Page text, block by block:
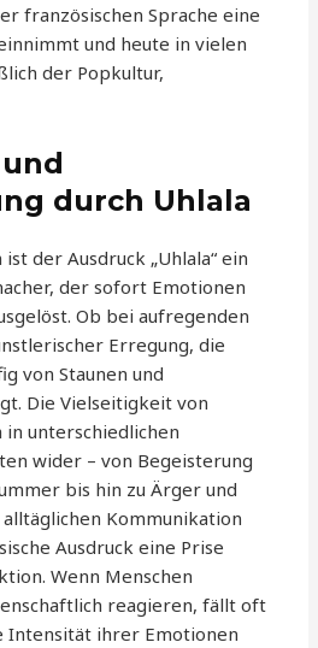
französischen Sprache eine
und heute in vielen
der Popkultur,
durch Uhlala
der Ausdruck „Uhlala“ ein
der sofort Emotionen
Ob bei aufregenden
Erregung, die
von Staunen und
Die Vielseitigkeit von
in unterschiedlichen
wider – von Begeisterung
bis hin zu Ärger und
Kommunikation
Ausdruck eine Prise
Wenn Menschen
reagieren, fällt oft
Intensität ihrer Emotionen